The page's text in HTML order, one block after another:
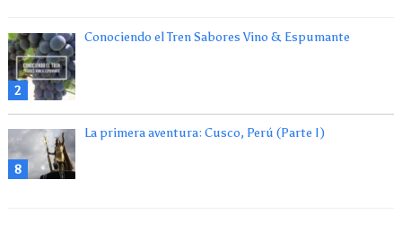
2
Conociendo el Tren Sabores Vino & Espumante
8
La primera aventura: Cusco, Perú (Parte I)